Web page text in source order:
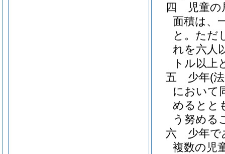
四
児童
面積は、
と。 ただ
れを六人
トル以上
五
少年(
において
めるとと
う努める
六
少年
複数の児